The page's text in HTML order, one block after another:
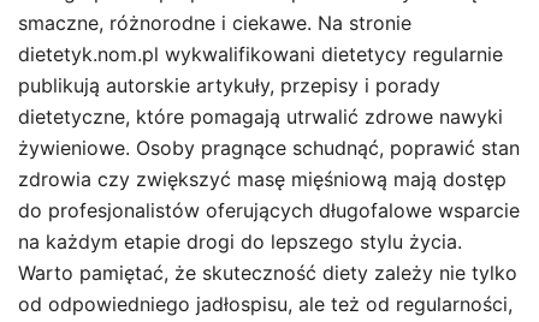
smaczne, różnorodne i ciekawe. Na stronie
dietetyk.nom.pl wykwalifikowani dietetycy regularnie
publikują autorskie artykuły, przepisy i porady
dietetyczne, które pomagają utrwalić zdrowe nawyki
żywieniowe. Osoby pragnące schudnąć, poprawić stan
zdrowia czy zwiększyć masę mięśniową mają dostęp
do profesjonalistów oferujących długofalowe wsparcie
na każdym etapie drogi do lepszego stylu życia.
Warto pamiętać, że skuteczność diety zależy nie tylko
od odpowiedniego jadłospisu, ale też od regularności,